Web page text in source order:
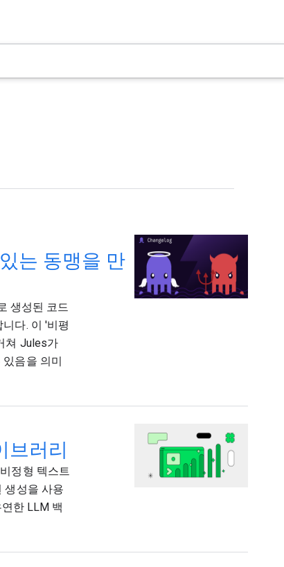
는 동맹을 만
생성된 코드
다. 이 '비평
쳐 Jules가
음을 의미
브러리
정형 텍스트
생성을 사용
한 LLM 백